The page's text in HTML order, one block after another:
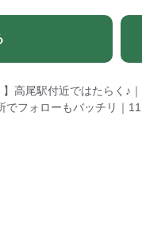
高尾駅付近ではたらく♪
でフォローもバッチリ｜